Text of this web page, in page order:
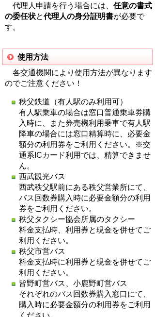
代理人申請を行う場合には、 任意の書式
の委任状と代理人の身分証明書が必要で
す。
使用方法
各交通機関により使用方法が異なります
のでご注意ください！
秩父鉄道（有人駅のみ利用可）
有人駅乗車の場合は窓口普通乗車券購
入時に、また券売機利用乗車で有人駅
降車の場合には窓口精算時に、必要金
額分の利用券をご利用ください。※交
通系ICカード利用では、精算できませ
ん。
西武観光バス
西武秩父駅前にある秩父営業所にて、
バス回数券購入時に必要金額分の利用
券をご利用ください。
秩父タクシー協会所属のタクシー
料金支払時、利用券と現金を併せてご
利用ください。
秩父市営バス
料金支払時に利用券と現金を併せてご
利用ください。
皆野町営バス、小鹿野町営バス
それぞれのバス回数券購入窓口にて、
購入時に必要金額分の利用券をご利用
ください。